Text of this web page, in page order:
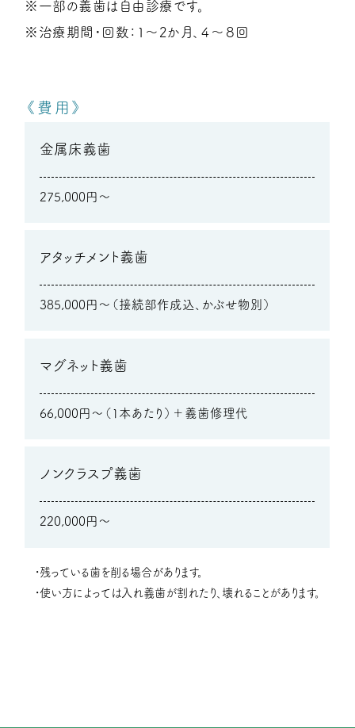
※一部の義歯は自由診療です。
※治療期間・回数：1～2か月、４～８回
《費用》
金属床義歯
275,000円～
アタッチメント義歯
385,000円～（接続部作成込、かぶせ物別）
マグネット義歯
66,000円～（1本あたり）＋義歯修理代
ノンクラスプ義歯
220,000円～
残っている歯を削る場合があります。
使い方によっては入れ義歯が割れたり、壊れることがあります。